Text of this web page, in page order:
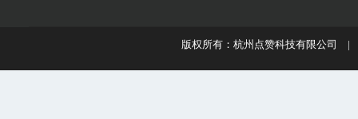
版权所有：杭州点赞科技有限公司